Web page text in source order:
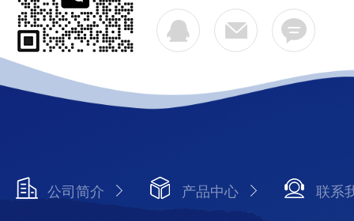
公司简介 产品中心 联系